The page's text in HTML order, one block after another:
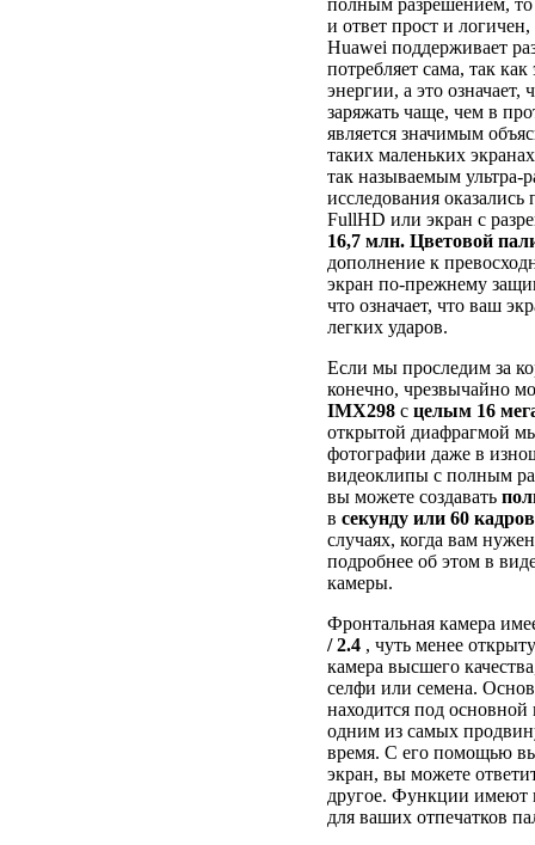
и ответ прост и
Huawei поддерживает
потребляет сама, так
энергии, а это означает,
заряжать чаще, чем в
является значимым
таких маленьких
так называемым ультра-
исследования
FullHD или экран с
16,7 млн. Цветовой
дополнение к
экран по-прежнему
что означает, что ваш
легких ударов.
Если мы проследим за
конечно, чрезвычайно
IMX298 с целым 16
открытой диафрагмой
фотографии даже в
видеоклипы с полным
вы можете создавать
в секунду или 60 кадров
случаях, когда вам
подробнее об этом в
камеры.
Фронтальная камера
/ 2.4 , чуть менее
камера высшего
селфи или семена.
находится под
одним из самых
время. С его помощью
экран, вы можете
другое. Функции имеют
для ваших отпечатков